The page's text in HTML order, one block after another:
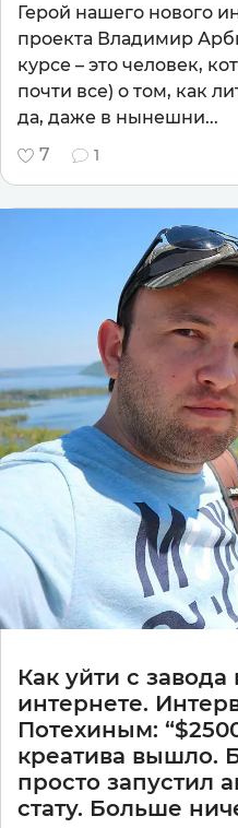
Герой нашего нового
проекта Владимир
курсе – это человек,
почти все) о том, как
да, даже в нынешни...
7
1
Как уйти с завода
интернете.
Потехиным:
креатива вышло.
просто запустил
стату. Больше